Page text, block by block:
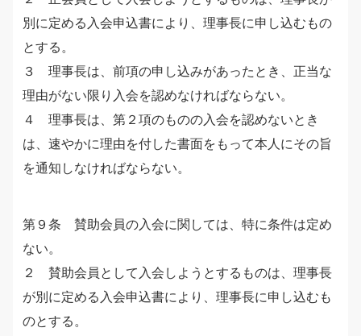
別に定める入会申込書により、理事長に申し込むもの
とする。
３ 理事長は、前項の申し込みがあったとき、正当な
理由がない限り入会を認めなければならない。
４ 理事長は、第２項のものの入会を認めないとき
は、速やかに理由を付した書面をもって本人にその旨
を通知しなければならない。
第９条 賛助会員の入会に関しては、特に条件は定め
ない。
２ 賛助会員として入会しようとするものは、理事長
が別に定める入会申込書により、理事長に申し込むも
のとする。